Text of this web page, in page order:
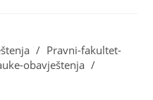
/ Pravni-fakultet-
obavještenja /